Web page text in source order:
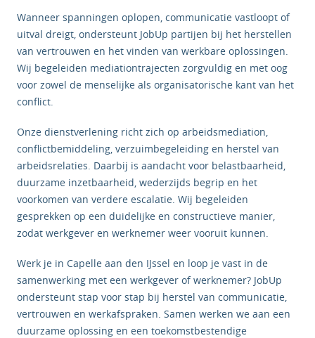
Wanneer spanningen oplopen, communicatie vastloopt of
uitval dreigt, ondersteunt JobUp partijen bij het herstellen
van vertrouwen en het vinden van werkbare oplossingen.
Wij begeleiden mediationtrajecten zorgvuldig en met oog
voor zowel de menselijke als organisatorische kant van het
conflict.
Onze dienstverlening richt zich op arbeidsmediation,
conflictbemiddeling, verzuimbegeleiding en herstel van
arbeidsrelaties. Daarbij is aandacht voor belastbaarheid,
duurzame inzetbaarheid, wederzijds begrip en het
voorkomen van verdere escalatie. Wij begeleiden
gesprekken op een duidelijke en constructieve manier,
zodat werkgever en werknemer weer vooruit kunnen.
Werk je in Capelle aan den IJssel en loop je vast in de
samenwerking met een werkgever of werknemer? JobUp
ondersteunt stap voor stap bij herstel van communicatie,
vertrouwen en werkafspraken. Samen werken we aan een
duurzame oplossing en een toekomstbestendige